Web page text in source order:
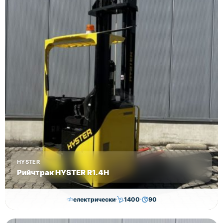
HYSTER
Рийчтрак HYSTER R1.4H
електрически 1400 90
12,000.00€11,560.00€